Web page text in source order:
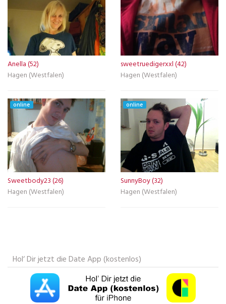
Anella (52)
Hagen (Westfalen)
sweetruedigerxxl (42)
Hagen (Westfalen)
online
Sweetbody23 (26)
Hagen (Westfalen)
online
SunnyBoy (32)
Hagen (Westfalen)
Hol‘ Dir jetzt die Date App (kostenlos)